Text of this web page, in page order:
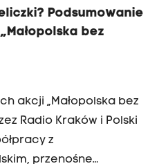
Podsumowanie
bez
akcji „Małopolska bez
Radio Kraków i Polski
z
przenośne